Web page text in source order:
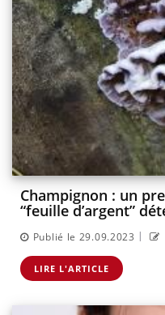
Champignon : un
“feuille d’argent”
Publié le 29.09.2023 |
LIRE L'ARTICLE